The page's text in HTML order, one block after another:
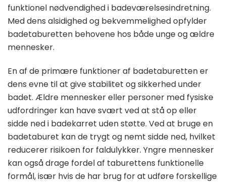
funktionel nødvendighed i badeværelsesindretning.
Med dens alsidighed og bekvemmelighed opfylder
badetaburetten behovene hos både unge og ældre
mennesker.
En af de primære funktioner af badetaburetten er
dens evne til at give stabilitet og sikkerhed under
badet. Ældre mennesker eller personer med fysiske
udfordringer kan have svært ved at stå op eller
sidde ned i badekarret uden støtte. Ved at bruge en
badetaburet kan de trygt og nemt sidde ned, hvilket
reducerer risikoen for faldulykker. Yngre mennesker
kan også drage fordel af taburettens funktionelle
formål, især hvis de har brug for at udføre forskellige